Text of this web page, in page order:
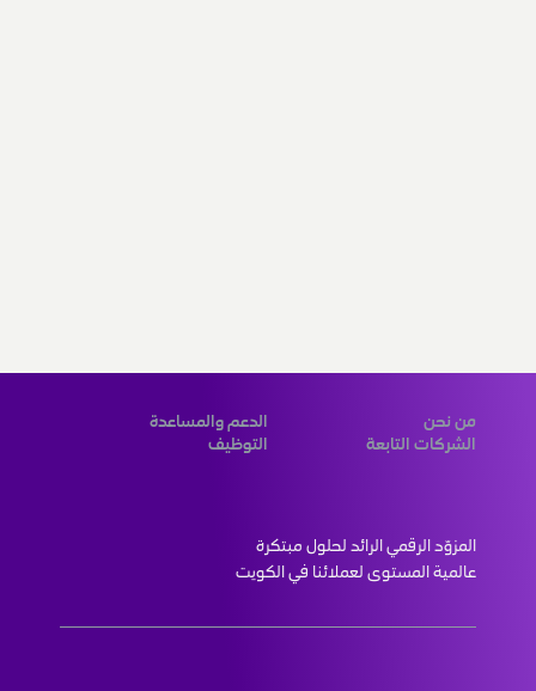
من نحن
الدعم والمساعدة
الشركات التابعة
التوظيف
عالمية المستوى لعملائنا في الكويت